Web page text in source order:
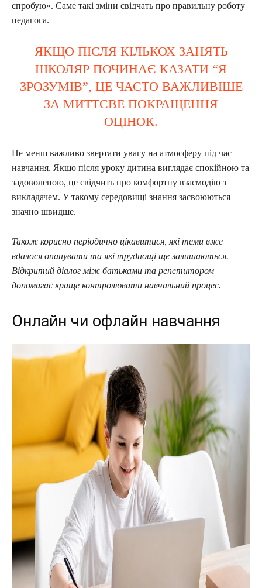
спробую». Саме такі зміни свідчать про правильну роботу
педагога.
ЯКЩО ПІСЛЯ КІЛЬКОХ ЗАНЯТЬ
ШКОЛЯР ПОЧИНАЄ КАЗАТИ “Я
ЗРОЗУМІВ”, ЦЕ ЧАСТО ВАЖЛИВІШЕ
ЗА МИТТЄВЕ ПОКРАЩЕННЯ
ОЦІНОК.
Не менш важливо звертати увагу на атмосферу під час
навчання. Якщо після уроку дитина виглядає спокійною та
задоволеною, це свідчить про комфортну взаємодію з
викладачем. У такому середовищі знання засвоюються
значно швидше.
Також корисно періодично цікавитися, які теми вже
вдалося опанувати та які труднощі ще залишаються.
Відкритий діалог між батьками та репетитором
допомагає краще контролювати навчальний процес.
Онлайн чи офлайн навчання